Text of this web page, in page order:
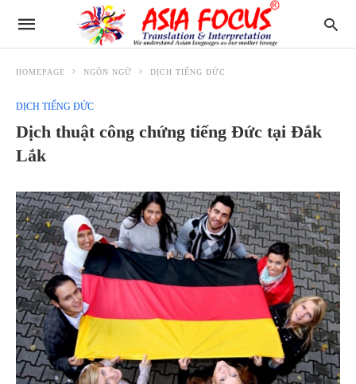
HOMEPAGE NGÔN NGỮ DỊCH TIẾNG ĐỨC
DỊCH TIẾNG ĐỨC
Dịch thuật công chứng tiếng Đức tại Đắk
Lắk